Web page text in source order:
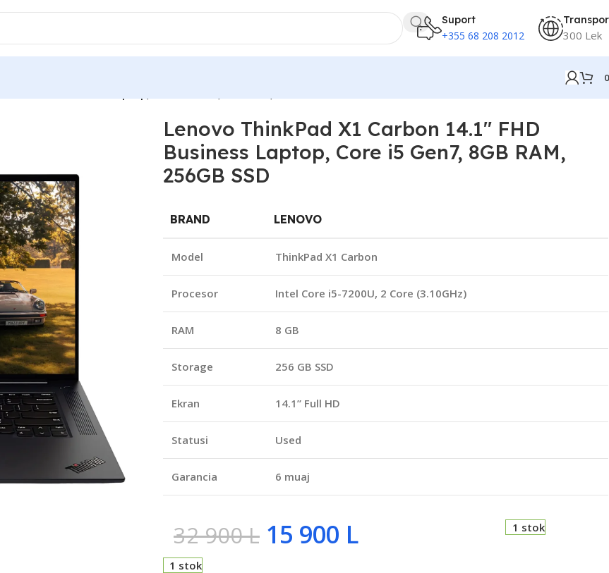
Suport
+355 68 208 2012 300 Lek
Lenovo ThinkPad X1 Carbon 14.1″ FHD
Business Laptop, Core i5 Gen7, 8GB RAM,
256GB SSD
BRAND LENOVO
Model ThinkPad X1 Carbon
Procesor Intel Core i5-7200U, 2 Core (3.10GHz)
RAM 8 GB
Storage 256 GB SSD
Ekran 14.1” Full HD
Statusi Used
Garancia 6 muaj
32 900L 15 900 L 1 stok
1 stok